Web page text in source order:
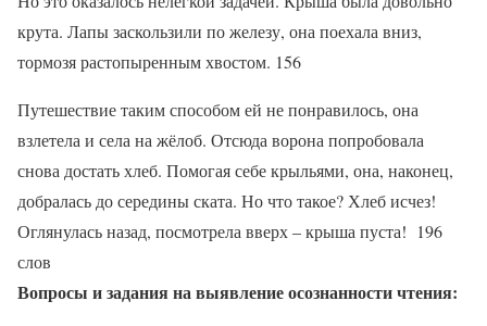
крута. Лапы заскользили по железу, она поехала вниз,
тормозя растопыренным хвостом. 156
Путешествие таким способом ей не понравилось, она
взлетела и села на жёлоб. Отсюда ворона попробовала
снова достать хлеб. Помогая себе крыльями, она, наконец,
добралась до середины ската. Но что такое? Хлеб исчез!
Оглянулась назад, посмотрела вверх – крыша пуста! 196
слов
Вопросы и задания на выявление осознанности чтения: